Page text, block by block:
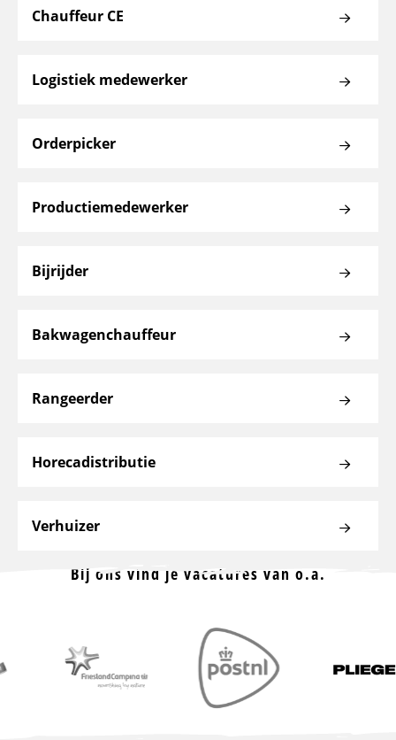
Chauffeur CE
Logistiek medewerker
Orderpicker
Productiemedewerker
Bijrijder
Bakwagenchauffeur
Rangeerder
Horecadistributie
Verhuizer
Bij ons vind je vacatures van o.a.